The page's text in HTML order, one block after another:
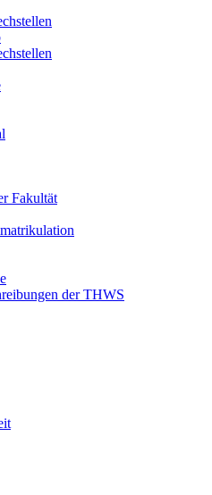
Fakultät
der THWS